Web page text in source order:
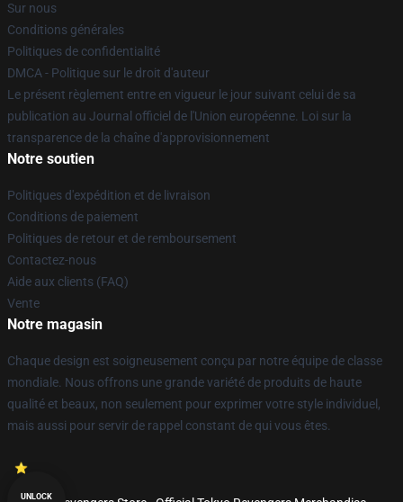
Sur nous
Conditions générales
Politiques de confidentialité
DMCA - Politique sur le droit d'auteur
Le présent règlement entre en vigueur le jour suivant celui de sa
publication au Journal officiel de l'Union européenne. Loi sur la
transparence de la chaîne d'approvisionnement
Notre soutien
Politiques d'expédition et de livraison
Conditions de paiement
Politiques de retour et de remboursement
Contactez-nous
Aide aux clients (FAQ)
Vente
Notre magasin
Chaque design est soigneusement conçu par notre équipe de classe
mondiale. Nous offrons une grande variété de produits de haute
qualité et beaux, non seulement pour exprimer votre style individuel,
mais aussi pour servir de rappel constant de qui vous êtes.
UNLOCK